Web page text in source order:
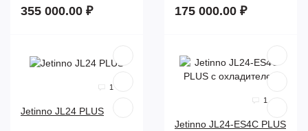
355 000.00 ₽ 175 000.00 ₽
1
Jetinno JL24 PLUS
1
Jetinno JL24-ES4C PLUS